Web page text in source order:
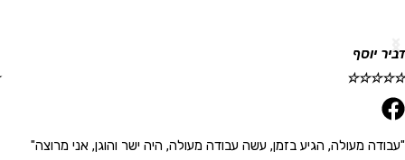
☆
☆
מעולה, הגיע בזמן, עשה עבודה מעולה, היה ישר והוגן, אני מרוצה"